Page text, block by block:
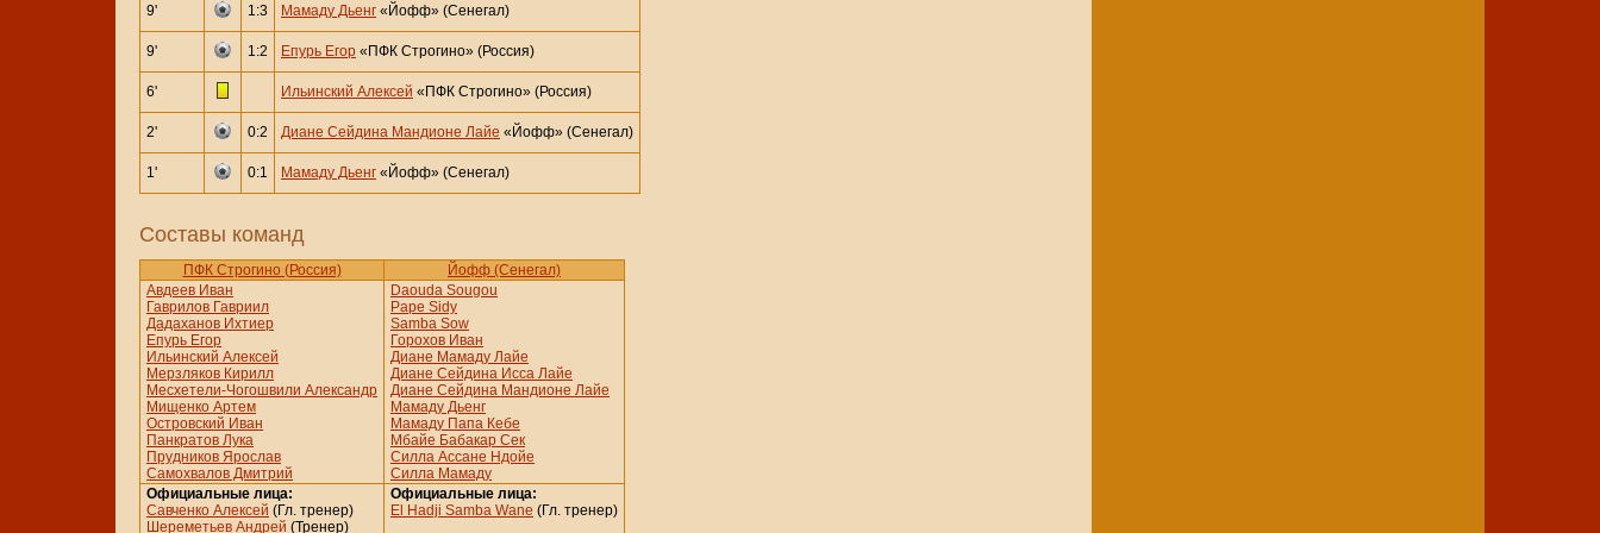
9' 1:3 Мамаду Дьенг «Йофф» (Сенегал)
9' 1:2 Епурь Егор «ПФК Строгино» (Россия)
6' Ильинский Алексей «ПФК Строгино» (Россия)
2' 0:2 Диане Сейдина Мандионе Лайе «Йофф» (Сенегал)
1' 0:1 Мамаду Дьенг «Йофф» (Сенегал)
Составы команд
ПФК Строгино (Россия)
Йофф (Сенегал)
Авдеев Иван
Гаврилов Гавриил
Дадаханов Ихтиер
Епурь Егор
Ильинский Алексей
Мерзляков Кирилл
Месхетели-Чогошвили Александр
Мищенко Артем
Островский Иван
Панкратов Лука
Прудников Ярослав
Самохвалов Дмитрий
Daouda Sougou
Pape Sidy
Samba Sow
Горохов Иван
Диане Мамаду Лайе
Диане Сейдина Исса Лайе
Диане Сейдина Мандионе Лайе
Мамаду Дьенг
Мамаду Папа Кебе
Мбайе Бабакар Сек
Силла Ассане Ндойе
Силла Мамаду
Официальные лица:
Савченко Алексей (Гл. тренер)
Шереметьев Андрей (Тренер)
Официальные лица:
El Hadji Samba Wane (Гл. тренер)